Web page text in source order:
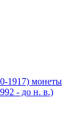
1917) монеты
- до н. в.)